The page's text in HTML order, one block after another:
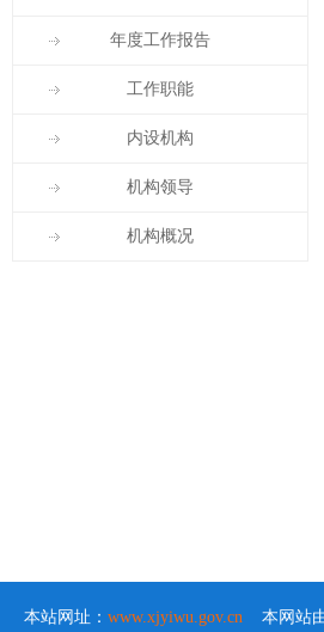
年度工作报告
工作职能
内设机构
机构领导
机构概况
本站网址： www.xjyiwu.gov.cn 本网站